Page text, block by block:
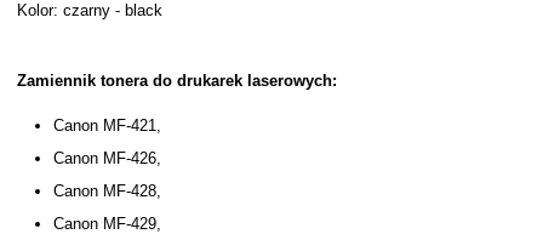
Kolor: czarny - black
Zamiennik tonera do drukarek laserowych:
Canon MF-421,
Canon MF-426,
Canon MF-428,
Canon MF-429,